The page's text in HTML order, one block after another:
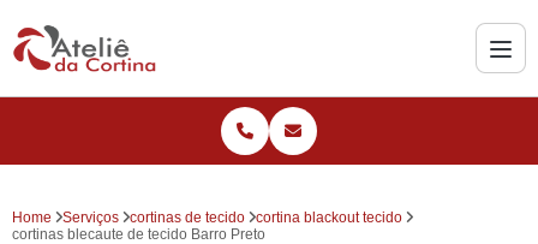
Home Serviços cortinas de tecido
cortina blackout tecido
cortinas blecaute de tecido Barro Preto